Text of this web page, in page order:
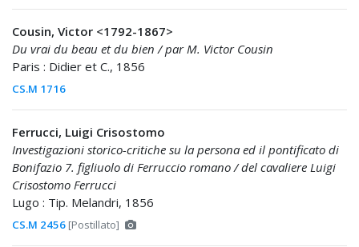
Cousin, Victor <1792-1867>
Du vrai du beau et du bien / par M. Victor Cousin
Paris : Didier et C., 1856
CS.M 1716
Ferrucci, Luigi Crisostomo
Investigazioni storico-critiche su la persona ed il pontificato di
Bonifazio 7. figliuolo di Ferruccio romano / del cavaliere Luigi
Crisostomo Ferrucci
Lugo : Tip. Melandri, 1856
CS.M 2456 [Postillato]